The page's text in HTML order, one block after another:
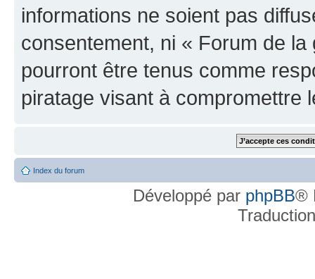
informations ne soient pas
consentement, ni « Forum de
pourront être tenus comme
piratage visant à compromettre
Index du forum
Développé par phpBB®